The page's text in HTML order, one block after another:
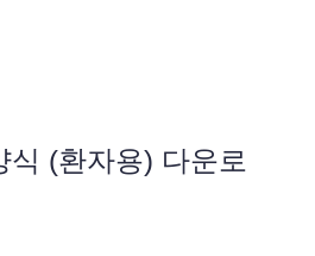
식 (환자용) 다운로